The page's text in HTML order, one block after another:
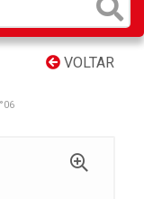
VOLTAR